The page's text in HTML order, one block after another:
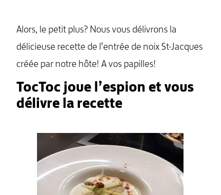
Alors, le petit plus? Nous vous délivrons la
délicieuse recette de l’entrée de noix St-Jacques
créée par notre hôte! A vos papilles!
TocToc joue l’espion et vous
délivre la recette